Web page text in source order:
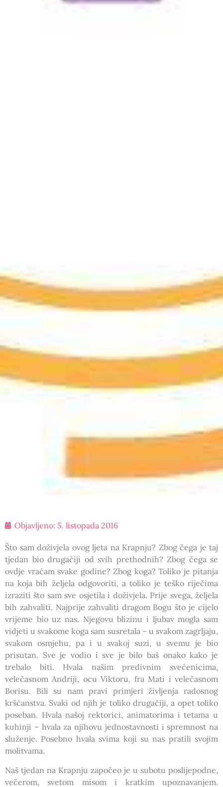
Objavljeno: 5. listopada 2016
Što sam doživjela ovog ljeta na Krapnju? Zbog čega je taj
tjedan bio drugačiji od svih prethodnih? Zbog čega se
ovdje vraćam svake godine? Zbog koga? Toliko je pitanja
na koja bih željela odgovoriti, a toliko je teško riječima
izraziti što sam sve osjetila i doživjela. Prije svega, željela
bih zahvaliti. Najprije zahvaliti dragom Bogu što je cijelo
vrijeme bio uz nas. Njegovu blizinu i ljubav mogla sam
vidjeti u svakome koga sam susretala – u svakom zagrljaju,
svakom osmjehu, pa i u svakoj suzi, u svemu je bio
prisutan. Sve je vodio i sve je bilo baš onako kako je
trebalo biti. Hvala našim predivnim svećenicima,
velečasnom Andriji, ocu Viktoru, fra Mati i velečasnom
Borisu. Bili su nam pravi primjeri življenja radosnog
kršćanstva. Svaki od njih je toliko drugačiji, a opet toliko
poseban. Hvala našoj rektorici, animatorima i tetama u
kuhinji – hvala za njihovu jednostavnosti i spremnost na
služenje. Posebno hvala svima koji su nas pratili svojim
molitvama.
Naš tjedan na Krapnju započeo je u subotu poslijepodne,
večerom, svetom misom i kratkim upoznavanjem.